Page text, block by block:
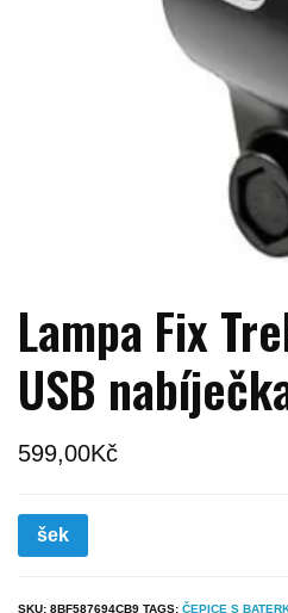
Lampa Fix
USB
599,00Kč
šek
SKU: 8BF587694CB9 TAGS: ČEPICE S